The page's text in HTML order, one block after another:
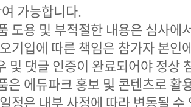
가능합니다.
도용 및 부적절한 내용은 심사에
기입에 따른 책임은 참가자 본인
및 댓글 인증이 완료되어야 정상
은 에듀파크 홍보 및 콘텐츠로 활
정은 내부 사정에 따라 변동될 수